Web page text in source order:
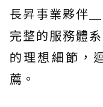
長昇事業夥伴
完整的服務體
的理想細節，
薦。